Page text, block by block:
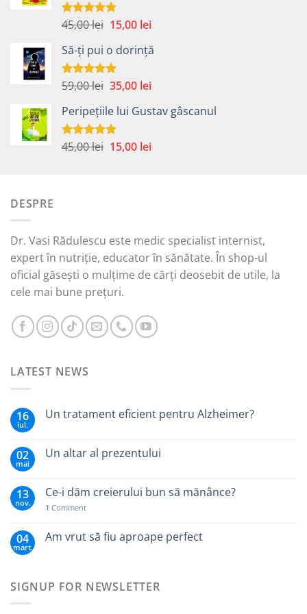
Evaluat la
45,00lei Prețul
a
fost:
45,00 lei.
15,00 leiPrețul
este:
Să-ți pui o dorință
Evaluat la
59,00lei Prețul
a
fost:
59,00 lei.
35,00 leiPrețul
este:
Peripețiile lui Gustav gâscanul
Evaluat la
45,00lei Prețul
15,00 leiPrețul
DESPRE
Dr. Vasi Rădulescu este medic specialist internist,
expert în nutriție, educator în sănătate. În shop-ul
oficial găsești o mulțime de cărți deosebit de utile, la
cele mai bune prețuri.
LATEST NEWS
16
iul.
Un tratament eficient pentru Alzheimer?
02
mai
Un altar al prezentului
13
nov.
Ce-i dăm creierului bun să mănânce?
1 Comment
04
mart.
Am vrut să fiu aproape perfect
SIGNUP FOR NEWSLETTER